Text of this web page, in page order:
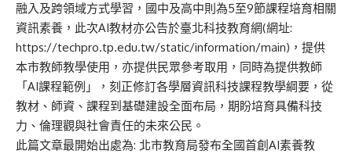
融入及跨領域方式學習，國中及高中則為5至9節課程培育相關
資訊素養，此次AI教材亦公告於臺北科技教育網(網址:
https://techpro.tp.edu.tw/static/information/main)，提供
本市教師教學使用，亦提供民眾參考取用，同時為提供教師
「AI課程範例」，刻正修訂各學層資訊科技課程教學綱要，從
教材、師資、課程到基礎建設全面布局，期盼培育具備科技
力、倫理觀與社會責任的未來公民。
此篇文章最開始出處為: 北市教育局發布全國首創AI素養教